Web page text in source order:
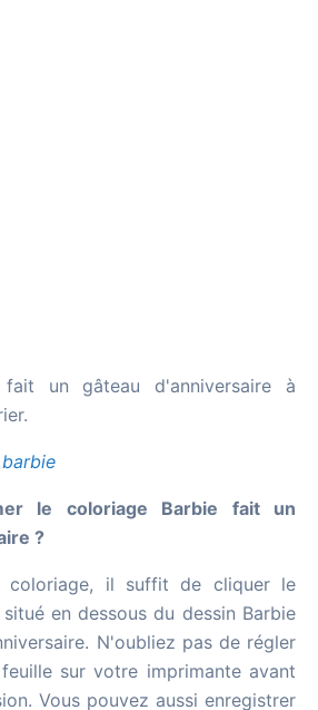
fait un gâteau d'anniversaire à
le coloriage Barbie fait un
?
coloriage, il suffit de cliquer le
en dessous du dessin Barbie
N'oubliez pas de régler
sur votre imprimante avant
Vous pouvez aussi enregistrer